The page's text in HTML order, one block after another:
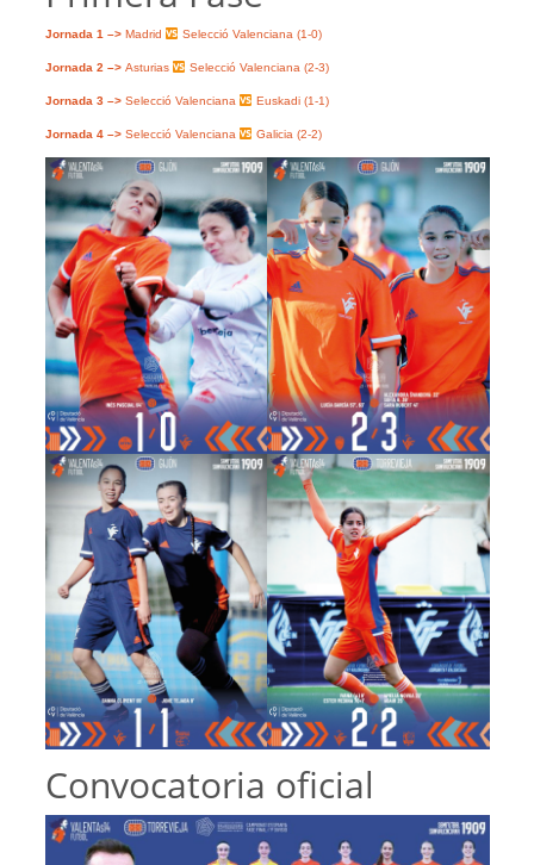
Jornada 1 –> Madrid Selecció Valenciana (1-0)
Jornada 2 –> Asturias Selecció Valenciana (2-3)
Jornada 3 –> Selecció Valenciana Euskadi (1-1)
Jornada 4 –> Selecció Valenciana Galicia (2-2)
Convocatoria oficial